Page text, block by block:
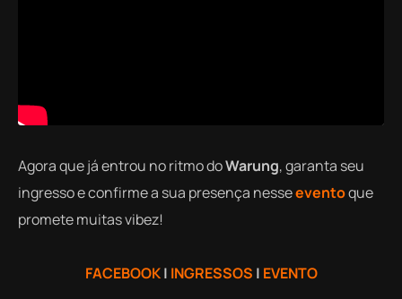
Agora que já entrou no ritmo doWarung, garanta seu
ingresso e confirme a sua presença nesseeventoque
promete muitas vibez!
FACEBOOK| INGRESSOS | EVENTO